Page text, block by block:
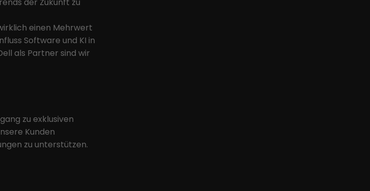
einen Mehrwert
Software und KI in
als Partner sind wir
zu exklusiven
Kunden
zu unterstützen.